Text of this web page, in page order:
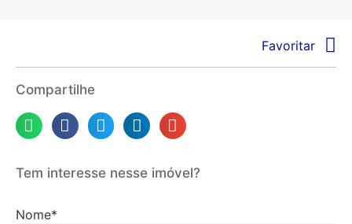
Favoritar
Compartilhe
Tem interesse nesse imóvel?
Nome*